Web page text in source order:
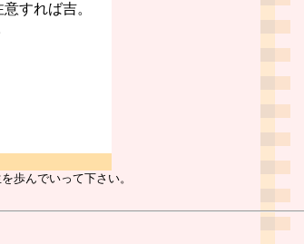
すれば吉。
歩んでいって下さい。